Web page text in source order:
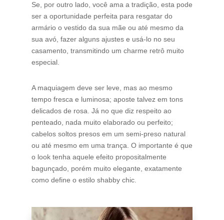
Se, por outro lado, você ama a tradição, esta pode
ser a oportunidade perfeita para resgatar do
armário o vestido da sua mãe ou até mesmo da
sua avó, fazer alguns ajustes e usá-lo no seu
casamento, transmitindo um charme retrô muito
especial.
A maquiagem deve ser leve, mas ao mesmo
tempo fresca e luminosa; aposte talvez em tons
delicados de rosa. Já no que diz respeito ao
penteado, nada muito elaborado ou perfeito;
cabelos soltos presos em um semi-preso natural
ou até mesmo em uma trança. O importante é que
o look tenha aquele efeito propositalmente
bagunçado, porém muito elegante, exatamente
como define o estilo shabby chic.